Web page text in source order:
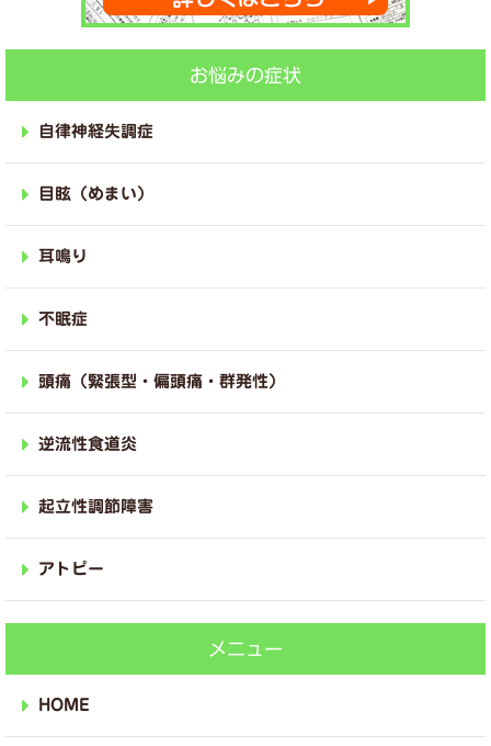
お悩みの症状
自律神経失調症
目眩（めまい）
耳鳴り
不眠症
頭痛（緊張型・偏頭痛・群発性）
逆流性食道炎
起立性調節障害
アトピー
メニュー
HOME